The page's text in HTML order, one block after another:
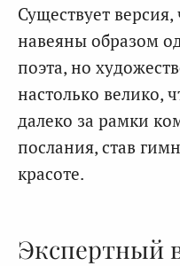
Существует
навеяны образом
поэта, но
настолько велико,
далеко за рамки
послания, став
красоте.
Экспертный